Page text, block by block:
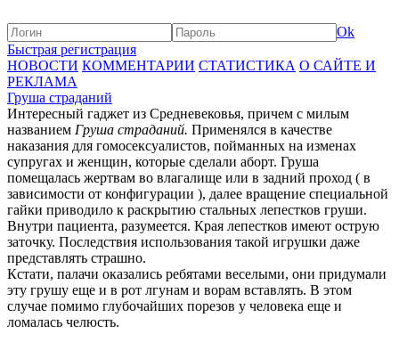
Ok
Быстрая регистрация
НОВОСТИ КОММЕНТАРИИ СТАТИСТИКА О САЙТЕ И
РЕКЛАМА
Груша страданий
Интересный гаджет из Средневековья, причем с милым
названием Груша страданий. Применялся в качестве
наказания для гомосексуалистов, пойманных на изменах
супругах и женщин, которые сделали аборт. Груша
помещалась жертвам во влагалище или в задний проход ( в
зависимости от конфигурации ), далее вращение специальной
гайки приводило к раскрытию стальных лепестков груши.
Внутри пациента, разумеется. Края лепестков имеют острую
заточку. Последствия использования такой игрушки даже
представлять страшно.
Кстати, палачи оказались ребятами веселыми, они придумали
эту грушу еще и в рот лгунам и ворам вставлять. В этом
случае помимо глубочайших порезов у человека еще и
ломалась челюсть.